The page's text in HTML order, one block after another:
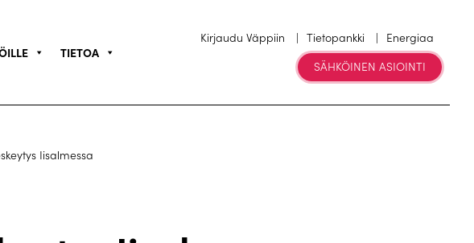
TIETOA
Kirjaudu Väppiin Tietopankki
Energiaa
SÄHKÖINEN ASIOINTI
Iisalmessa